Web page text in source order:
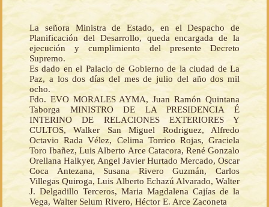
La señora Ministra de Estado, en el Despacho de
Planificación del Desarrollo, queda encargada de la
ejecución y cumplimiento del presente Decreto
Supremo.
Es dado en el Palacio de Gobierno de la ciudad de La
Paz, a los dos días del mes de julio del año dos mil
ocho.
Fdo. EVO MORALES AYMA, Juan Ramón Quintana
Taborga MINISTRO DE LA PRESIDENCIA É
INTERINO DE RELACIONES EXTERIORES Y
CULTOS, Walker San Miguel Rodriguez, Alfredo
Octavio Rada Vélez, Celima Torrico Rojas, Graciela
Toro Ibañez, Luis Alberto Arce Catacora, René Gonzalo
Orellana Halkyer, Angel Javier Hurtado Mercado, Oscar
Coca Antezana, Susana Rivero Guzmán, Carlos
Villegas Quiroga, Luis Alberto Echazú Alvarado, Walter
J. Delgadillo Terceros, Maria Magdalena Cajías de la
Vega, Walter Selum Rivero, Héctor E. Arce Zaconeta